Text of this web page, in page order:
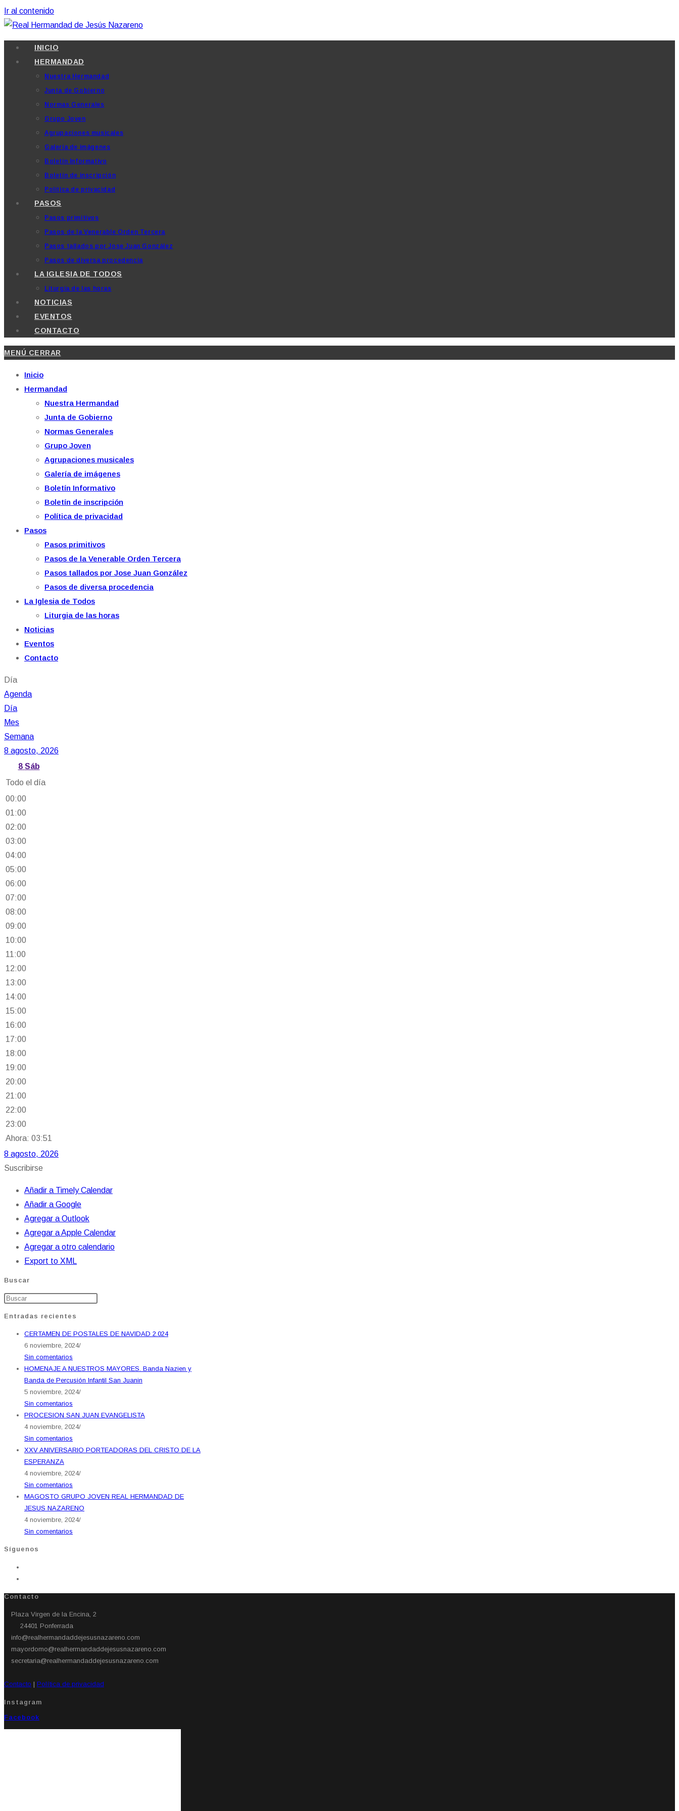
Ir al contenido
INICIO
HERMANDAD
Nuestra Hermandad
Junta de Gobierno
Normas Generales
Grupo Joven
Agrupaciones musicales
Galería de imágenes
Boletín Informativo
Boletín de inscripción
Política de privacidad
PASOS
Pasos primitivos
Pasos de la Venerable Orden Tercera
Pasos tallados por Jose Juan González
Pasos de diversa procedencia
LA IGLESIA DE TODOS
Liturgia de las horas
NOTICIAS
EVENTOS
CONTACTO
MENÚ CERRAR
Inicio
Hermandad
Nuestra Hermandad
Junta de Gobierno
Normas Generales
Grupo Joven
Agrupaciones musicales
Galería de imágenes
Boletín Informativo
Boletín de inscripción
Política de privacidad
Pasos
Pasos primitivos
Pasos de la Venerable Orden Tercera
Pasos tallados por Jose Juan González
Pasos de diversa procedencia
La Iglesia de Todos
Liturgia de las horas
Noticias
Eventos
Contacto
Día
Agenda
Día
Mes
Semana
8 agosto, 2026
8 Sáb
Todo el día
00:00
01:00
02:00
03:00
04:00
05:00
06:00
07:00
08:00
09:00
10:00
11:00
12:00
13:00
14:00
15:00
16:00
17:00
18:00
19:00
20:00
21:00
22:00
23:00
Ahora: 03:51
8 agosto, 2026
Suscribirse
Añadir a Timely Calendar
Añadir a Google
Agregar a Outlook
Agregar a Apple Calendar
Agregar a otro calendario
Export to XML
Buscar
Entradas recientes
CERTAMEN DE POSTALES DE NAVIDAD 2.024
6 noviembre, 2024/
Sin comentarios
HOMENAJE A NUESTROS MAYORES. Banda Nazien y
Banda de Percusión Infantil San Juanin
5 noviembre, 2024/
Sin comentarios
PROCESION SAN JUAN EVANGELISTA
4 noviembre, 2024/
Sin comentarios
XXV ANIVERSARIO PORTEADORAS DEL CRISTO DE LA
ESPERANZA
4 noviembre, 2024/
Sin comentarios
MAGOSTO GRUPO JOVEN REAL HERMANDAD DE
JESUS NAZARENO
4 noviembre, 2024/
Sin comentarios
Síguenos
Contacto
Plaza Virgen de la Encina, 2
24401 Ponferrada​
info@realhermandaddejesusnazareno.com
mayordomo@realhermandaddejesusnazareno.com
secretaria@realhermandaddejesusnazareno.com
Contacto | Política de privacidad
Instagram
Facebook